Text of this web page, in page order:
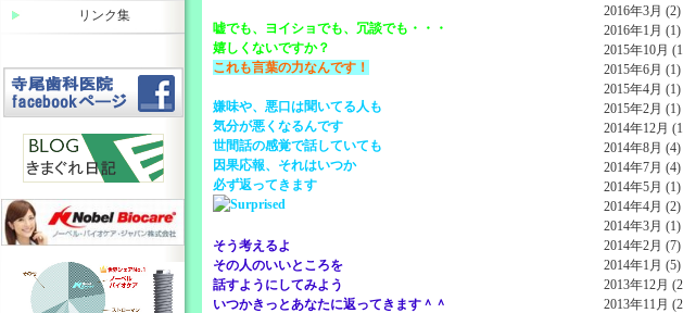
嘘でも、ヨイショでも、冗談でも・・・
嬉しくないですか？
これも言葉の力なんです！
嫌味や、悪口は聞いてる人も
気分が悪くなるんです
世間話の感覚で話していても
因果応報、それはいつか
必ず返ってきます
そう考えるよ
その人のいいところを
話すようにしてみよう
いつかきっとあなたに返ってきます＾＾
2016年3月 (2)
2016年1月 (1)
2015年10月
2015年6月 (1)
2015年4月 (1)
2015年2月 (1)
2014年12月
2014年8月 (4)
2014年7月 (4)
2014年5月 (1)
2014年4月 (2)
2014年3月 (1)
2014年2月 (7)
2014年1月 (5)
2013年12月
2013年11月
リンク集